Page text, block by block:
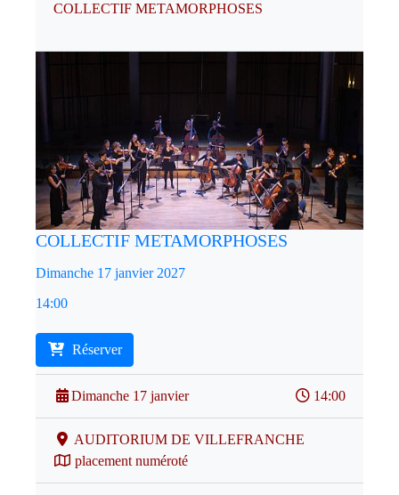
COLLECTIF METAMORPHOSES
COLLECTIF METAMORPHOSES
Dimanche 17 janvier 2027
14:00
Réserver
Dimanche 17 janvier 14:00
AUDITORIUM DE VILLEFRANCHE
placement numéroté